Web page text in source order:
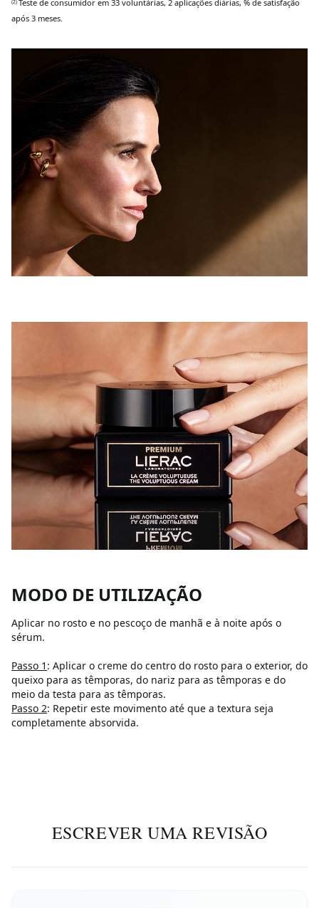
(2) Teste de consumidor em 33 voluntárias, 2 aplicações diárias, % de satisfação
após 3 meses.
MODO DE UTILIZAÇÃO
Aplicar no rosto e no pescoço de manhã e à noite após o
sérum.
Passo 1 : Aplicar o creme do centro do rosto para o exterior, do
queixo para as têmporas, do nariz para as têmporas e do
meio da testa para as têmporas.
Passo 2: Repetir este movimento até que a textura seja
completamente absorvida.
ESCREVER UMA REVISÃO